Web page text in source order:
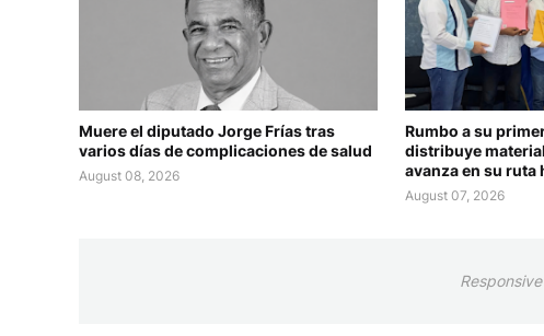
Muere el diputado Jorge Frías tras
varios días de complicaciones de salud
August 08, 2026
Rumbo a su
distribuye
avanza en su ruta
August 07, 2026